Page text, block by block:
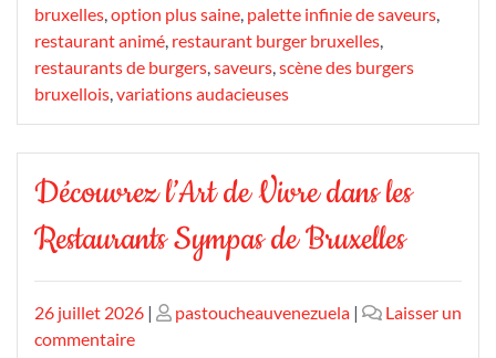
bruxelles,option plus saine, palette infinie de saveurs,
restaurant animé, restaurant burger bruxelles,
restaurants de burgers,saveurs,scène des burgers
bruxellois,variations audacieuses
Découvrez l’Art de Vivre dans les
Restaurants Sympas de Bruxelles
Publié
le
26 juillet 2026 | Publié
pastoucheauvenezuela |
Laisser un
commentairesur